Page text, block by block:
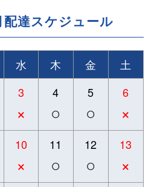
達スケジュール
水 木 金
土
3
×
4
○
5
○
6
×
10
×
11
○
12
○
13
×